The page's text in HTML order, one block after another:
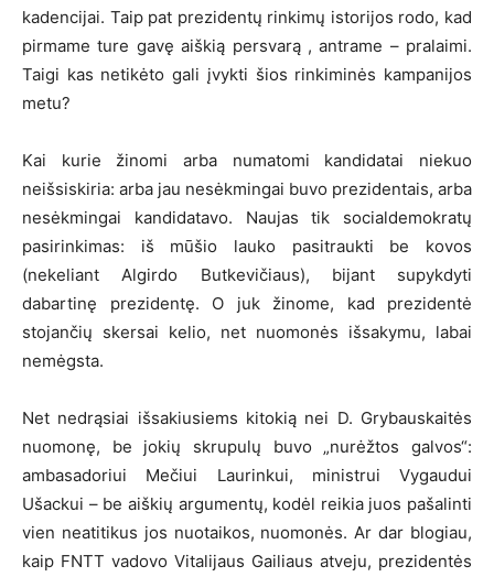
kadencijai. Taip pat prezidentų rinkimų istorijos rodo, kad
pirmame ture gavę aiškią persvarą , antrame – pralaimi.
Taigi kas netikėto gali įvykti šios rinkiminės kampanijos
metu?
Kai kurie žinomi arba numatomi kandidatai niekuo
neišsiskiria: arba jau nesėkmingai buvo prezidentais, arba
nesėkmingai kandidatavo. Naujas tik socialdemokratų
pasirinkimas: iš mūšio lauko pasitraukti be kovos
(nekeliant Algirdo Butkevičiaus), bijant supykdyti
dabartinę prezidentę. O juk žinome, kad prezidentė
stojančių skersai kelio, net nuomonės išsakymu, labai
nemėgsta.
Net nedrąsiai išsakiusiems kitokią nei D. Grybauskaitės
nuomonę, be jokių skrupulų buvo „nurėžtos galvos“:
ambasadoriui Mečiui Laurinkui, ministrui Vygaudui
Ušackui – be aiškių argumentų, kodėl reikia juos pašalinti
vien neatitikus jos nuotaikos, nuomonės. Ar dar blogiau,
kaip FNTT vadovo Vitalijaus Gailiaus atveju, prezidentės